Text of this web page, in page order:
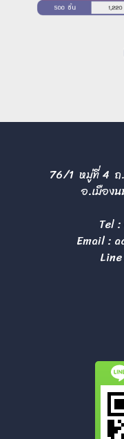
76/1 หมู่ที่ 4 ถ.
อ.เมือง
Tel :
Email :